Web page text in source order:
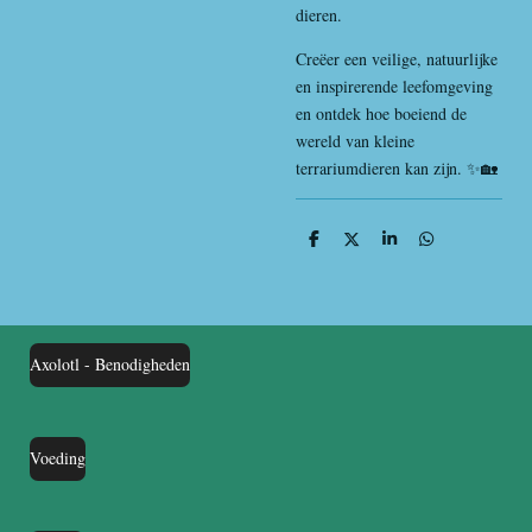
dieren.
Creëer een veilige, natuurlijke
en inspirerende leefomgeving
en ontdek hoe boeiend de
wereld van kleine
terrariumdieren kan zijn. ✨🏡
D
D
S
D
Axolotl - Benodigheden
Voeding